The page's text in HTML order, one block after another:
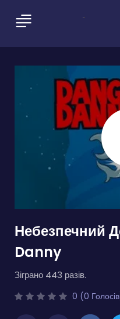
Небезпечний
Danny
Зіграно 443 разів.
0 (0